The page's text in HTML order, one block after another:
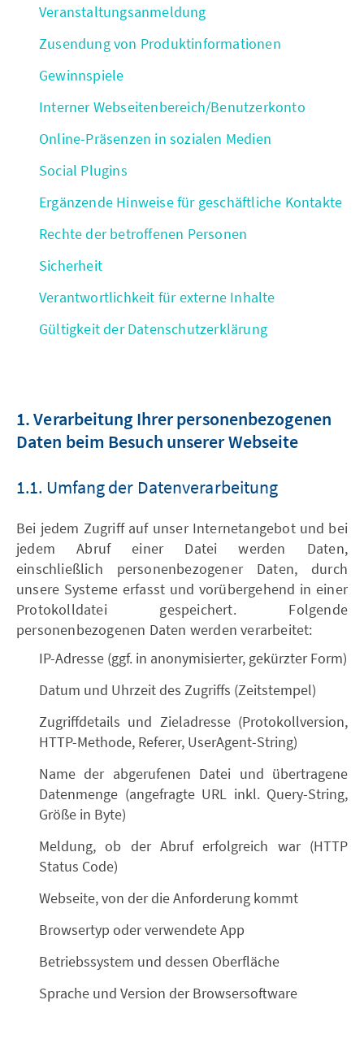
Veranstaltungsanmeldung
Zusendung von Produktinformationen
Gewinnspiele
Interner Webseitenbereich/Benutzerkonto
Online-Präsenzen in sozialen Medien
Social Plugins
Ergänzende Hinweise für geschäftliche Kontakte
Rechte der betroffenen Personen
Sicherheit
Verantwortlichkeit für externe Inhalte
Gültigkeit der Datenschutzerklärung
1. Verarbeitung Ihrer personenbezogenen
Daten beim Besuch unserer Webseite
1.1. Umfang der Datenverarbeitung
Bei jedem Zugriff auf unser Internetangebot und bei
jedem Abruf einer Datei werden Daten,
einschließlich personenbezogener Daten, durch
unsere Systeme erfasst und vorübergehend in einer
Protokolldatei gespeichert. Folgende
personenbezogenen Daten werden verarbeitet:
IP-Adresse (ggf. in anonymisierter, gekürzter Form)
Datum und Uhrzeit des Zugriffs (Zeitstempel)
Zugriffdetails und Zieladresse (Protokollversion,
HTTP-Methode, Referer, UserAgent-String)
Name der abgerufenen Datei und übertragene
Datenmenge (angefragte URL inkl. Query-String,
Größe in Byte)
Meldung, ob der Abruf erfolgreich war (HTTP
Status Code)
Webseite, von der die Anforderung kommt
Browsertyp oder verwendete App
Betriebssystem und dessen Oberfläche
Sprache und Version der Browsersoftware